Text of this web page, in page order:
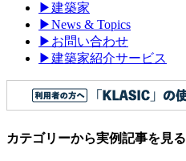
▶建築家
▶News & Topics
▶ お問い合わせ
▶建築家紹介サービス
カテゴリーから実例記事を見る